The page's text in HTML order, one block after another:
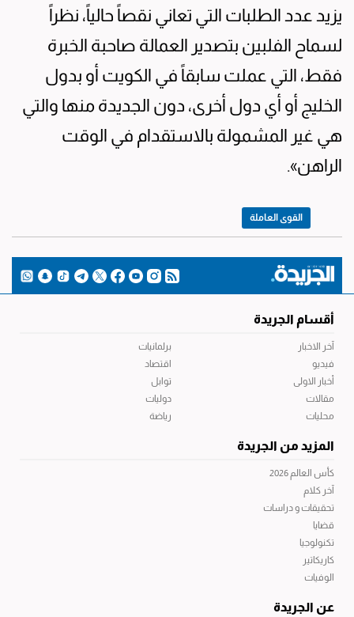
يزيد عدد الطلبات التي تعاني نقصاً حالياً، نظراً
لسماح الفلبين بتصدير العمالة صاحبة الخبرة
فقط، التي عملت سابقاً في الكويت أو بدول
الخليج أو أي دول أخرى، دون الجديدة منها والتي
هي غير المشمولة بالاستقدام في الوقت
الراهن».
القوى العاملة
أقسام الجريدة
آخر الاخبار
فيديو
أخبار الاولى
مقالات
محليات
برلمانيات
اقتصاد
توابل
دوليات
رياضة
المزيد من الجريدة
كأس العالم 2026
آخر كلام
تحقيقات و دراسات
قضايا
تكنولوجيا
كاريكاتير
الوفيات
عن الجريدة